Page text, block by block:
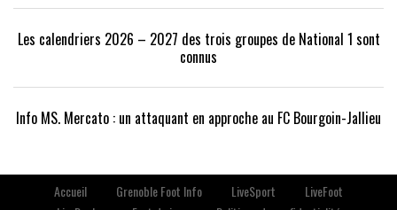
Les calendriers 2026 – 2027 des trois groupes de National 1 sont
connus
Info MS. Mercato : un attaquant en approche au FC Bourgoin-Jallieu
Accueil Grenoble Foot Info LiveSport
LiveFoot